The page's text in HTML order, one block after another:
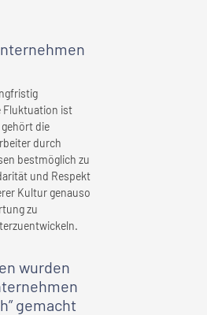
Fluktuation ist
die
durch
bestmöglich zu
und Respekt
Kultur genauso
zu
wurden
gemacht